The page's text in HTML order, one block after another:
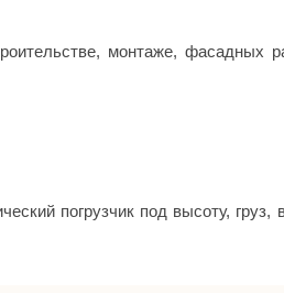
монтаже,
погрузчик под высоту,